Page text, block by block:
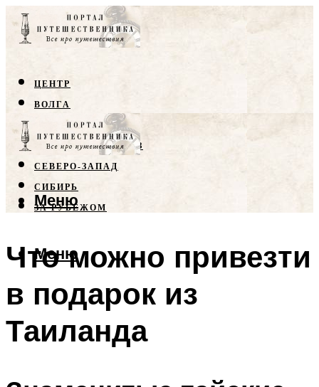
ЦЕНТР
ВОЛГА
КРЫМ
СЕВЕРНЫЙ КАВКАЗ
СЕВЕРО-ЗАПАД
СИБИРЬ
ЗА РУБЕЖОМ
Меню
Меню
Что можно привезти
в подарок из
Таиланда